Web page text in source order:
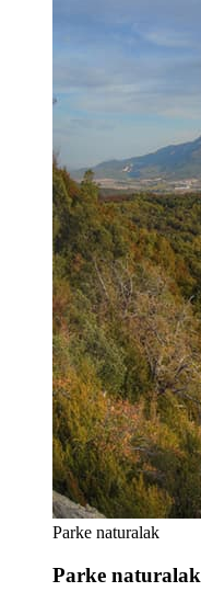
Parke naturalak
Parke naturalak